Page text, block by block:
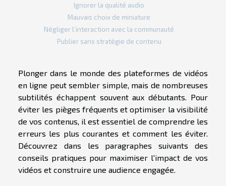
Ignorer la qualité audio
Mauvais choix de miniature
Négliger l’interaction avec la communauté
Publier sans stratégie de contenu
Plonger dans le monde des plateformes de vidéos
en ligne peut sembler simple, mais de nombreuses
subtilités échappent souvent aux débutants. Pour
éviter les pièges fréquents et optimiser la visibilité
de vos contenus, il est essentiel de comprendre les
erreurs les plus courantes et comment les éviter.
Découvrez dans les paragraphes suivants des
conseils pratiques pour maximiser l'impact de vos
vidéos et construire une audience engagée.